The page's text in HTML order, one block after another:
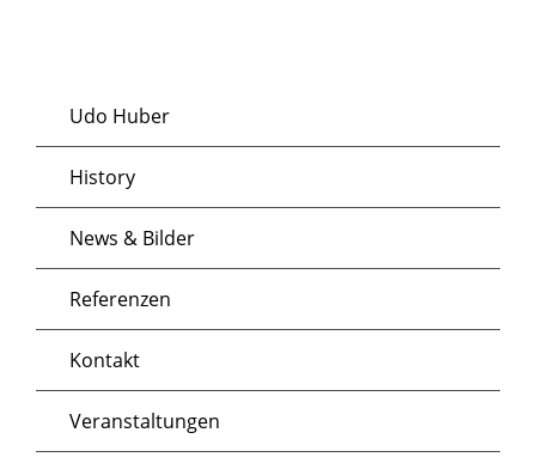
Udo Huber
History
News & Bilder
Referenzen
Kontakt
Veranstaltungen